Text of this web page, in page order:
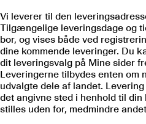
Vi leverer til den
Tilgængelige leveringsdage og
bor, og vises både ved
dine kommende leveringer. Du
dit leveringsvalg på Mine sider
Leveringerne tilbydes enten om
udvalgte dele af landet.
det angivne sted i henhold til
stilles uden for, medmindre